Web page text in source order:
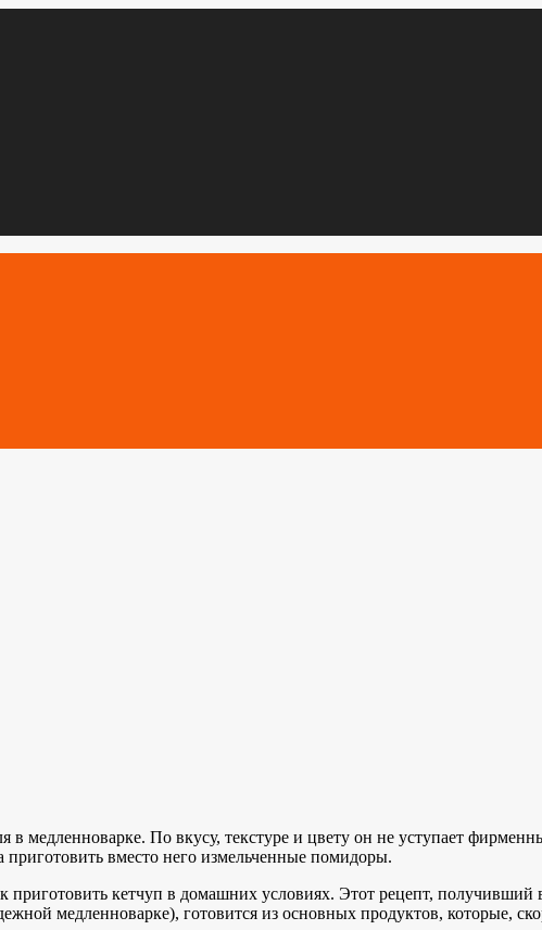
в медленноварке. По вкусу, текстуре и цвету он не уступает
вместо него измельченные помидоры.
приготовить кетчуп в домашних условиях. Этот рецепт,
медленноварке), готовится из основных продуктов, которые,